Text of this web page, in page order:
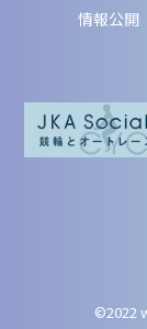
情報公開
©2022